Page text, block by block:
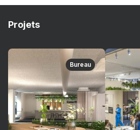
Projets
Bureau